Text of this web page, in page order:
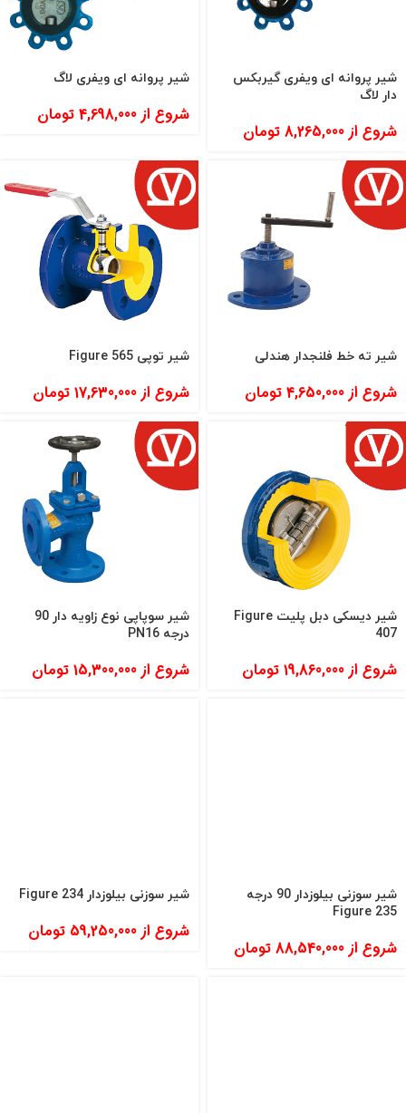
شیر پروانه ای ویفری گیربکس
دار لاگ
شروع از8,265,000 تومان
شیر پروانه ای ویفری لاگ
شروع از4,698,000 تومان
شیر ته خط فلنجدار هندلی
شروع از 4,650,000 تومان
شیر توپی Figure 565
شروع از 17,630,000 تومان
شیر دیسکی دبل پلیت Figure
407
شروع از19,860,000 تومان
شیر سوپاپی نوع زاویه دار 90
درجه PN16
شروع از15,300,000 تومان
شیر سوزنی بیلوزدار 90 درجه
Figure 235
شروع از 88,540,000 تومان
شیر سوزنی بیلوزدار Figure 234
شروع از 59,250,000 تومان